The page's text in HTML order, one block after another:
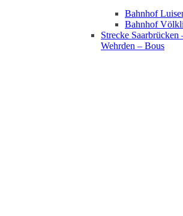
Bahnhof
Bahnhof
Strecke Saarbrücken
Wehrden – Bous